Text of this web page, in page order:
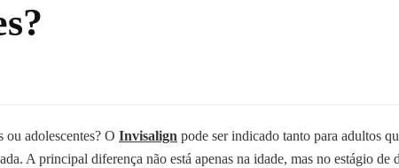
adolescentes? O Invisalign pode ser indicado tanto para adultos
A principal diferença não está apenas na idade, mas no estágio